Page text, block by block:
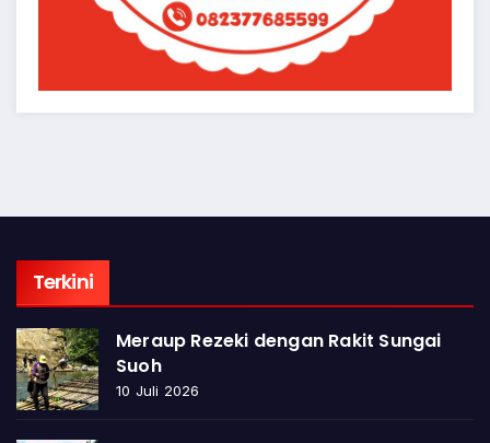
Terkini
Meraup Rezeki dengan Rakit Sungai
Suoh
10 Juli 2026